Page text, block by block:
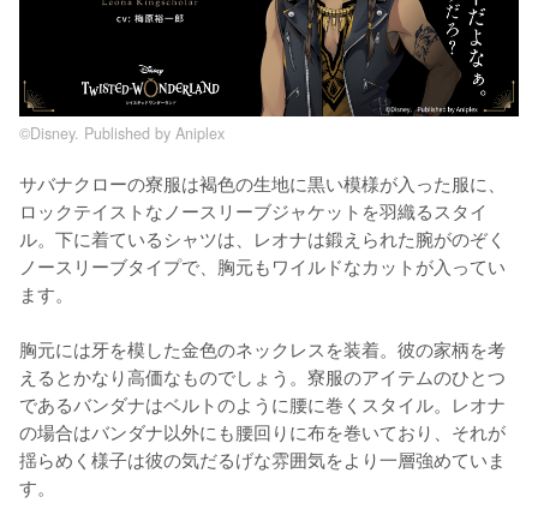
©Disney. Published by Aniplex
サバナクローの寮服は褐色の生地に黒い模様が入った服に、
ロックテイストなノースリーブジャケットを羽織るスタイ
ル。下に着ているシャツは、レオナは鍛えられた腕がのぞく
ノースリーブタイプで、胸元もワイルドなカットが入ってい
ます。
胸元には牙を模した金色のネックレスを装着。彼の家柄を考
えるとかなり高価なものでしょう。寮服のアイテムのひとつ
であるバンダナはベルトのように腰に巻くスタイル。レオナ
の場合はバンダナ以外にも腰回りに布を巻いており、それが
揺らめく様子は彼の気だるげな雰囲気をより一層強めていま
す。